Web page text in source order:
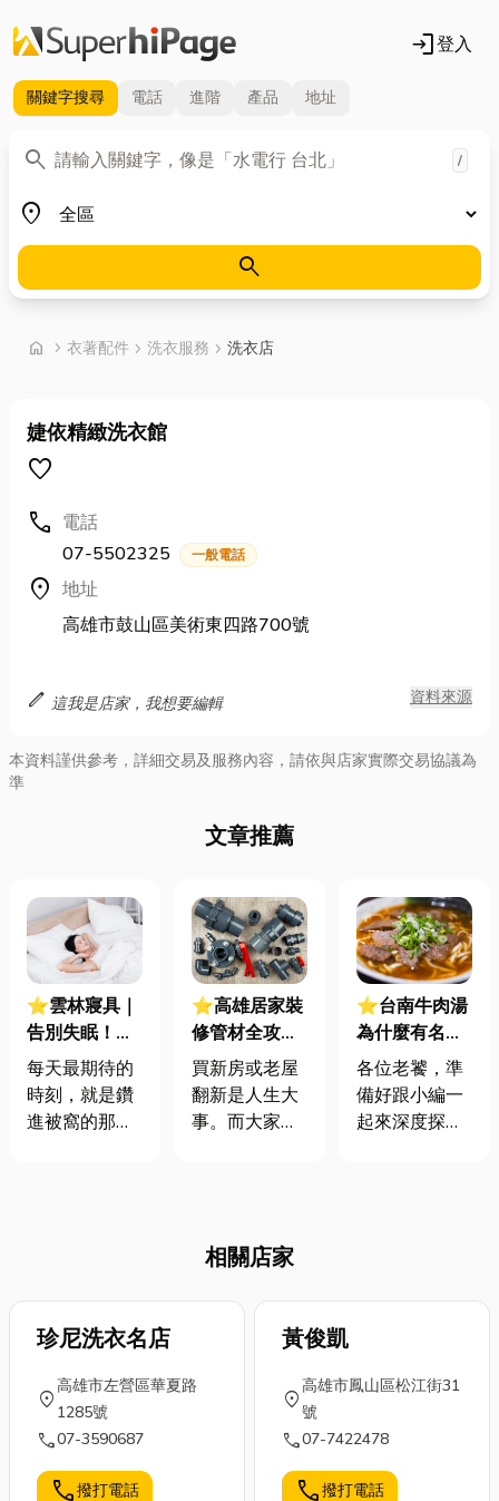
login登入
關鍵字搜尋 電話 進階 產品 地址
search
關鍵字 /
place
地區
search
home chevron_right 首頁
衣著配件 chevron_right 洗衣服務 chevron_right 洗衣店
婕依精緻洗衣館
favorite
call 電話
07-5502325
一般電話
location_on 地址
高雄市鼓山區美術東四路700號
edit 這我是店家，我想要編輯 資料來源
本資料謹供參考，詳細交易及服務內容，請依與店家實際交易協議為
準
文章推薦
⭐雲林寢具｜
告別失眠！從
認識寢具開
始，一篇文教
你挑選材質、
每天最期待的
時刻，就是鑽
進被窩的那一
生活品質最直
接的投資，它
眠，進而影響
你的每一天。
這篇文章將帶
你從材質、功
⭐高雄居家裝
修管材全攻
略：常用種類
規格與耐用度
比較，水電師
買新房或老屋
翻新是人生大
事。而大家往
壁裡面的管
的心血管系
統。水管一旦
木地板和裝潢
湯。為了不讓
這種遺憾發生
⭐台南牛肉湯
為什麼有名？
老饕必讀！揭
秘你不知道的
溫體牛傳奇！
各位老饕，準
備好跟小編一
起來深度探索
南牛肉湯！你
多牛肉湯店？
店家可以做到
24小時台南牛
相關店家
珍尼洗衣名店
location_on
高雄市左營區華夏路
1285號
call07-3590687
call撥打電話
黃俊凱
location_on
高雄市鳳山區松江街31
號
call07-7422478
call撥打電話